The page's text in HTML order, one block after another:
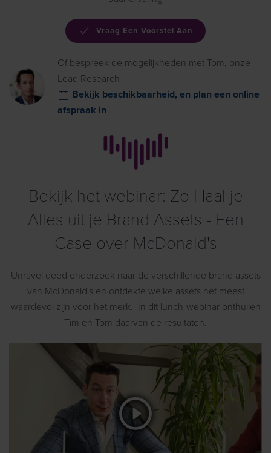
Vraag Een Voorstel Aan
Of bespreek de mogelijkheden met Tom, onze
Lead Research
Bekijk beschikbaarheid, en plan een online
afspraak in
Bekijk het webinar: Zo Haal je
Alles uit je Brand Assets - Een
Case over McDonald's
Unravel deed onderzoek naar de verschillende brand assets
van McDonald's en ontdekte welke assets het meest
waardevol zijn voor het merk. In dit lunch-webinar onthullen
Tim en Tom daarvan de resultaten.